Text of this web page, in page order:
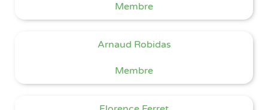
Membre
Arnaud Robidas
Membre